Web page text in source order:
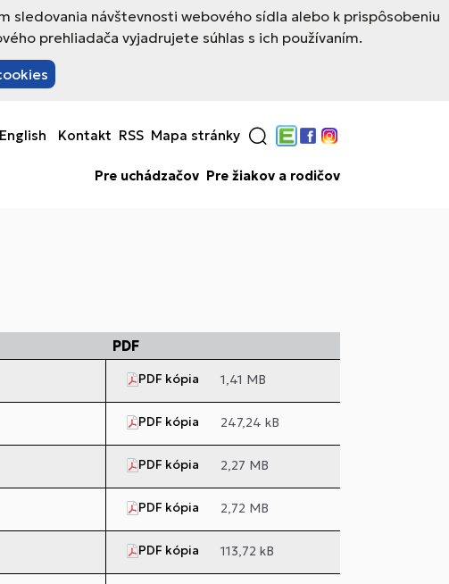
sledovania návštevnosti webového sídla alebo k prispôsobeniu
prehliadača vyjadrujete súhlas s ich používaním.
English Kontakt RSS Mapa stránky
Edupage
Facebook
Instagram
Pre uchádzačov Pre žiakov a rodičov
PDF
PDF kópia 1,41 MB
PDF kópia 247,24 kB
PDF kópia 2,27 MB
PDF kópia 2,72 MB
PDF kópia 113,72 kB